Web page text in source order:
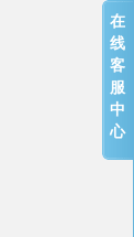
在
线
客
服
中
心